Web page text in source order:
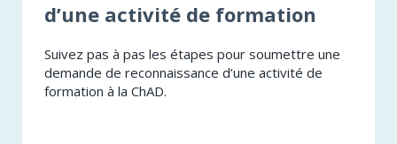
d’une activité de formation
Suivez pas à pas les étapes pour soumettre une
demande de reconnaissance d’une activité de
formation à la ChAD.